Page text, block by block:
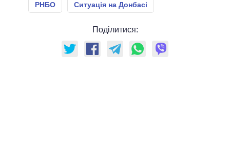
РНБО Ситуація на Донбасі
Поділитися: